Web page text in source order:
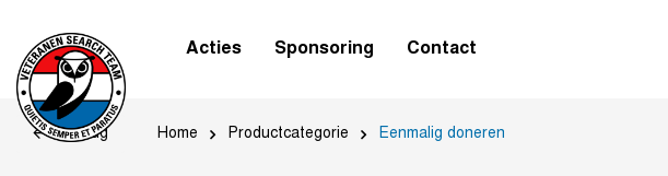
Acties Sponsoring Contact
Home Productcategorie Eenmalig doneren
Terug